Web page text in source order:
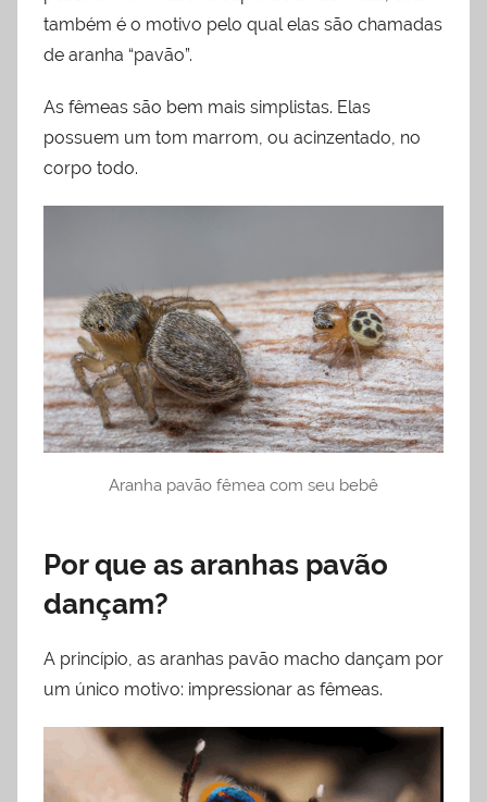
também é o motivo pelo qual elas são chamadas
de aranha “pavão”.
As fêmeas são bem mais simplistas. Elas
possuem um tom marrom, ou acinzentado, no
corpo todo.
Aranha pavão fêmea com seu bebê
Por que as aranhas pavão
dançam?
A princípio, as aranhas pavão macho dançam por
um único motivo: impressionar as fêmeas.